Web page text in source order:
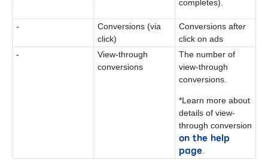
completes).
-
Conversions (via
click)
Conversions after
click on ads
-
View-through
conversions
The number of
view-through
conversions.
*Learn more about
details of view-
through conversion
on the help
page.